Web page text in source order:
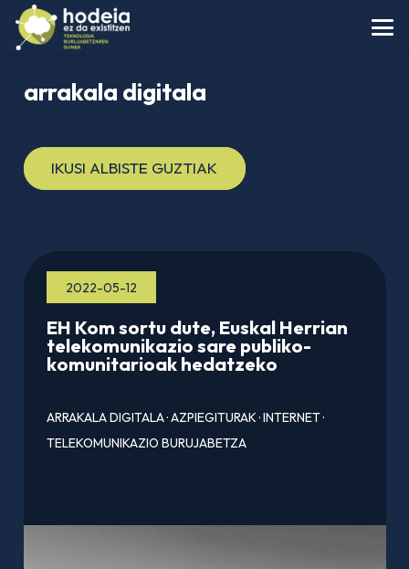
arrakala digitala
IKUSI ALBISTE GUZTIAK
2022-05-12
EH Kom sortu dute, Euskal Herrian
telekomunikazio sare publiko-
komunitarioak hedatzeko
ARRAKALA DIGITALA·AZPIEGITURAK·INTERNET·
TELEKOMUNIKAZIO BURUJABETZA